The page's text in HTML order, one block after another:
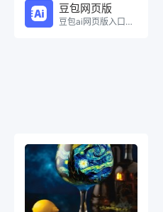
豆包网页版
豆包ai网页版入口在线使用。